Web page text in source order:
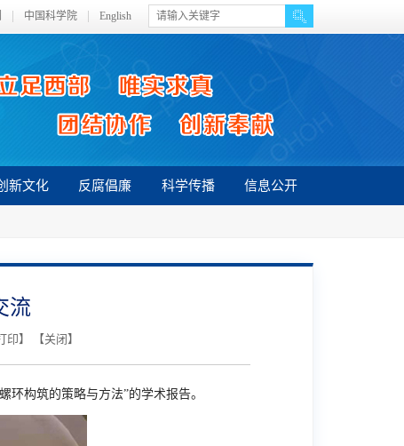
中国科学院 English
新文化 反腐倡廉 科学传播 信息公开
流
印】 【关闭 】
构筑的策略与方法”的学术报告。